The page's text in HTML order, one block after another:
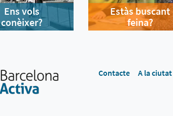
Ens vols
conèixer?
Estàs buscant
feina?
Contacte A la ciutat